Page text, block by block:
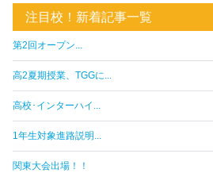
注目校！新着記事一覧
第2回オープン...
高2夏期授業、TGGに...
高校･インターハイ...
1年生対象進路説明...
関東大会出場！！